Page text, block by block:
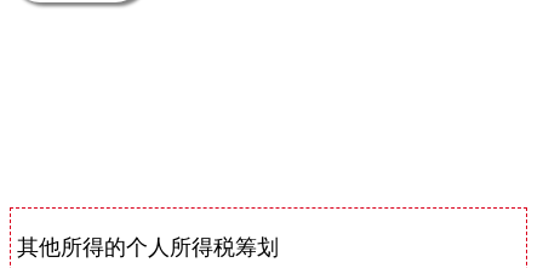
其他所得的个人所得税筹划